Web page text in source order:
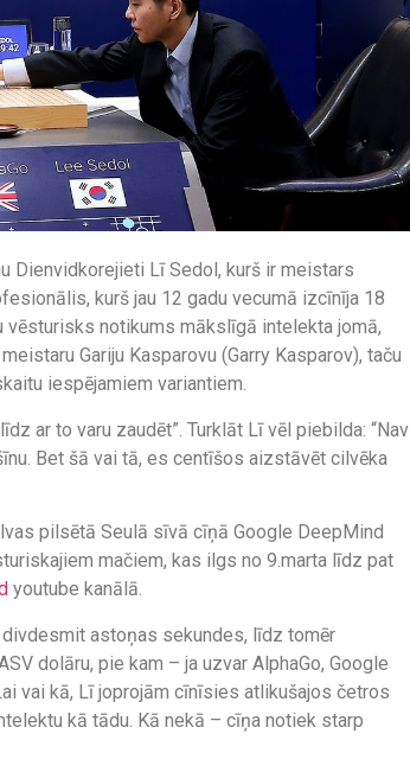
Dienvidkorejieti Lī Sedol, kurš ir meistars
kurš jau 12 gadu vecumā izcīnīja 18
notikums mākslīgā intelekta jomā,
Gariju Kasparovu (Garry Kasparov), taču
iespējamiem variantiem.
ar to varu zaudēt”. Turklāt Lī vēl piebilda: “Nav
Bet šā vai tā, es centīšos aizstāvēt cilvēka
pilsētā Seulā sīvā cīņā Google DeepMind
mačiem, kas ilgs no 9.marta līdz pat
youtube kanālā.
astoņas sekundes, līdz tomēr
dolāru, pie kam – ja uzvar AlphaGo, Google
vai kā, Lī joprojām cīnīsies atlikušajos četros
kā tādu. Kā nekā – cīņa notiek starp